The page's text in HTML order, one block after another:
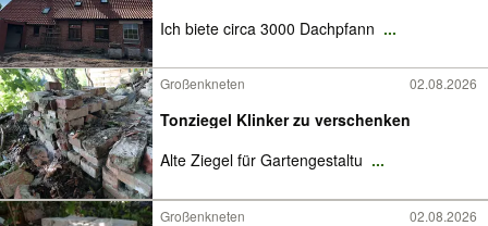
Ich biete circa 3000 Dachpfann ...
Großenkneten 02.08.2026
Tonziegel Klinker zu verschenken
Alte Ziegel für Gartengestaltu ...
Großenkneten 02.08.2026